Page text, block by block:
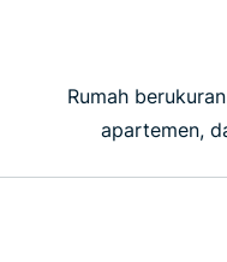
Rumah
apartemen,